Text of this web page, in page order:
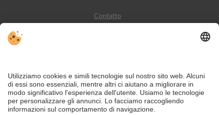
Contatto
VIVODolomiti è il portale di viaggio per una vacanza in